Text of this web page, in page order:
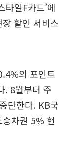
타일F카드’에
할인 서비스
의 포인트
. 8월부터 주
단한다. KB국
승차권 5% 현